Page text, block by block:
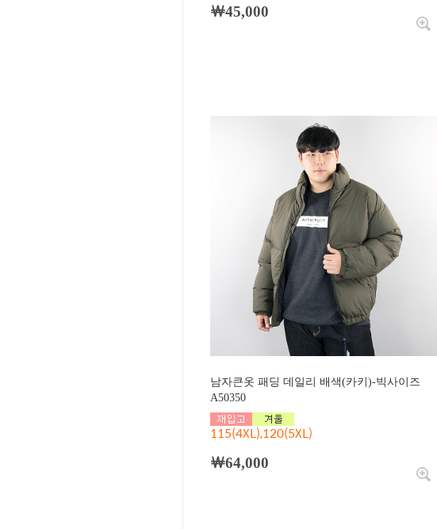
￦45,000
남자큰옷 패딩 데일리 배색(카키)-빅사이즈
A50350
115(4XL),120(5XL)
￦64,000